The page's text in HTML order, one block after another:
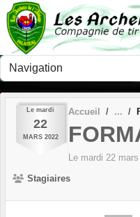
Le mardi
22
MARS 2022
Accueil
Le mardi 22 mars
Stagiaires
Panneau de gestion des